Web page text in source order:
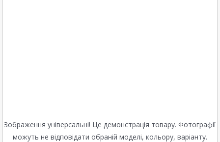
Зображення універсальні! Це демонстрація товару. Фотографії
можуть не відповідати обраній моделі, кольору, варіанту.